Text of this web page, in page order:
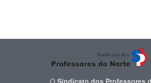
O Sindicato dos Professores